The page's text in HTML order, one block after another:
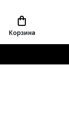
Корзина